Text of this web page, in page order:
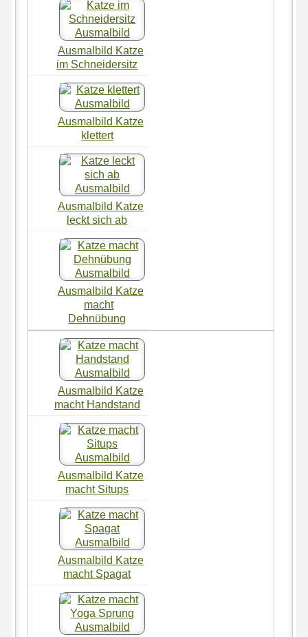
Ausmalbild Katze
im Schneidersitz
Ausmalbild Katze
klettert
Ausmalbild Katze
leckt sich ab
Ausmalbild Katze
macht
Dehnübung
Ausmalbild Katze
macht Handstand
Ausmalbild Katze
macht Situps
Ausmalbild Katze
macht Spagat